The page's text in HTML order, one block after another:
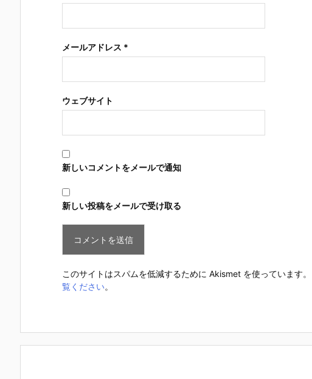
メールアドレス *
ウェブサイト
新しいコメントをメールで通知
新しい投稿をメールで受け取る
このサイトはスパムを低減するために Akismet を使っています。
覧ください。